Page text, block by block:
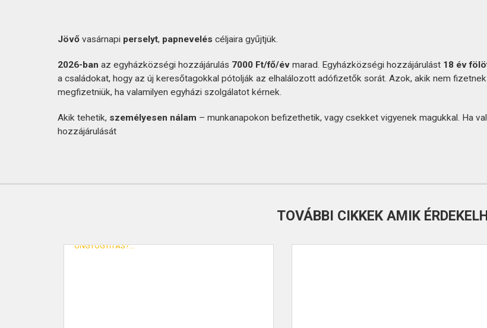
Jövő vasárnapi perselyt, papnevelés céljaira gyűjtjük.
2026-ban az egyházközségi hozzájárulás 7000 Ft/fő/év marad. Egyházközségi hozzájárulást 18 év
a családokat, hogy az új keresőtagokkal pótolják az elhalálozott adófizetők sorát. Azok, akik nem
megfizetniük, ha valamilyen egyházi szolgálatot kérnek.
Akik tehetik, személyesen nálam – munkanapokon befizethetik, vagy csekket vigyenek magukkal. Ha
hozzájárulását
TOVÁBBI CIKKEK AMIK